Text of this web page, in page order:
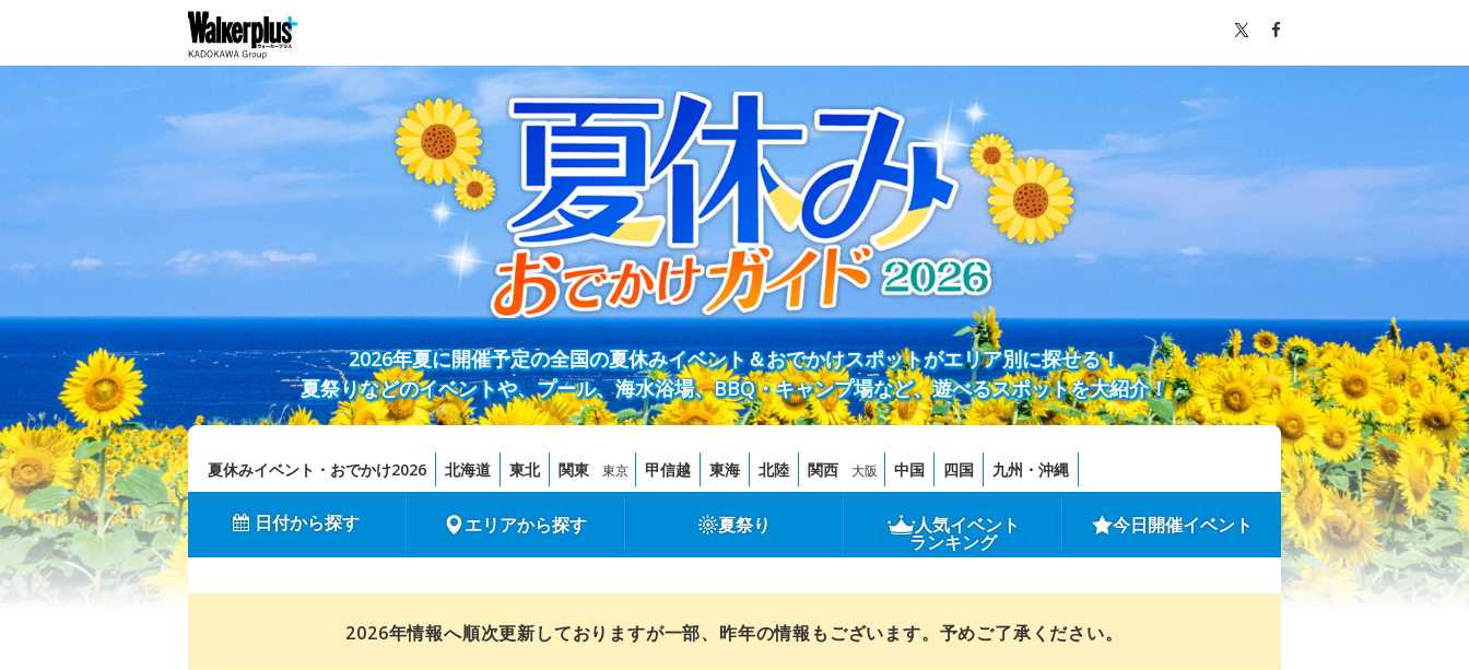
2026年夏に開催予定の全国の夏休みイベント＆おでかけスポットがエリア別に探せる！
夏祭りなどのイベントや、プール、海水浴場、BBQ・キャンプ場など、遊べるスポットを大紹介！
夏休みイベント・おでかけ2026 北海道 東北 関東 東京 甲信越 東海 北陸 関西 大阪 中国 四国 九州・沖縄
日付から探す エリアから探す 夏祭り 人気イベント
ランキング
今日開催イベント
2026年情報へ順次更新しておりますが一部、昨年の情報もございます。予めご了承ください。